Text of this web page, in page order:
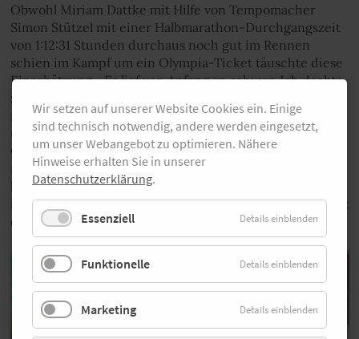
Obwohl Miriam Dattke mit Hilfe von Tempomacher
Simon Stützel mit einer Halbmarathon-Durchgangszeit
von 1:12:31 Stunden durchaus noch gut im Rennen
schien im Kampf um ein Olympia-Ticket täuschte diese
Einschätzung. „Es lief von Anfang an schwer. Ich dachte
zunächst, ich komme noch irgendwie rein, aber es ging
nichts. Die Muskulatur fing dann an zu krampfen und
um Kilometer 34, 35 herum hatte ich Probleme mit den
Oberschenkeln und den Knien“, sagte Miriam Dattke,
nachdem sie das Rennen nach gut 35 km beendete. „Es
läuft einfach nicht gut seit einiger Zeit. Vielleicht war es
in den letzten Monaten alles zu viel - ich muss mich jetzt
erst mal erholen.“
Wir setzen auf unserer Website Cookies ein. Einige
sind technisch notwendig, andere werden eingesetzt,
um unser Webangebot zu optimieren. Nähere
Hinweise erhalten Sie in unserer
Datenschutzerklärung.
Essenziell Details einblenden
Funktionelle Details einblenden
Marketing Details einblenden